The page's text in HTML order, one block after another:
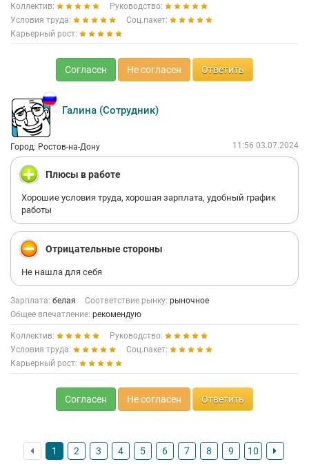
Коллектив:
Руководство:
Условия труда:
Соц.пакет:
Карьерный рост:
Согласен Не согласен Ответить
Галина (Сотрудник)
Город: Ростов-на-Дону 11:56 03.07.2024
Плюсы в работе
Хорошие условия труда, хорошая зарплата, удобный график
работы
Отрицательные стороны
Не нашла для себя
Зарплата: белая Соответствие рынку: рыночное
Общее впечатление: рекомендую
Коллектив:
Руководство:
Условия труда:
Соц.пакет:
Карьерный рост:
Согласен Не согласен Ответить
1 2 3 4 5 6 7 8 9 10